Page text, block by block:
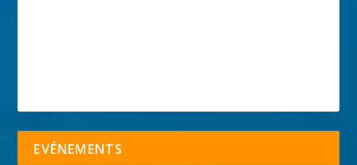
EVÉNEMENTS